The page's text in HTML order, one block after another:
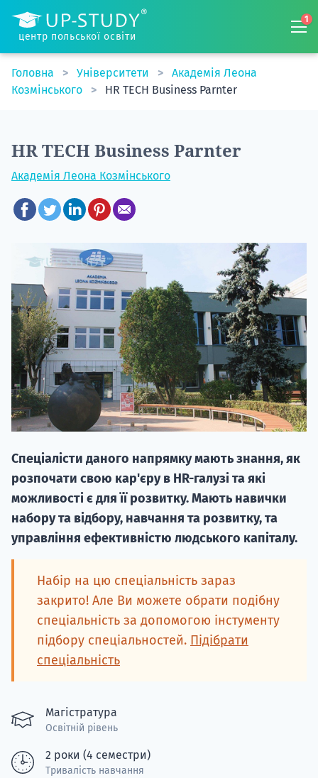
центр польської освіти
1
Головна Університети
Академія Леона
Козмінського
HR TECH Business Parnter
HR TECH Business Parnter
Академія Леона Козмінського
Спеціалісти даного напрямку мають знання, як
розпочати свою кар'єру в HR-галузі та які
можливості є для її розвитку. Мають навички
набору та відбору, навчання та розвитку, та
управління ефективністю людського капіталу.
Набір на цю спеціальність зараз
закрито! Але Ви можете обрати подібну
спеціальність за допомогою інстументу
підбору спеціальностей. Підібрати
спеціальність
Магістратура
Освітній рівень
2 роки (4 семестри)
Тривалість навчання
вступ на